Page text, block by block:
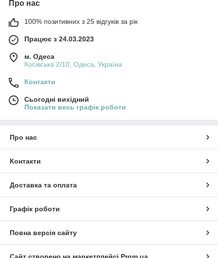
Про нас
100% позитивних з 25 відгуків за рік
Працює з 24.03.2023
м. Одеса
Косівська 2/10, Одеса, Україна
Контакти
Сьогодні вихідний
Показати весь графік роботи
Про нас
Контакти
Доставка та оплата
Графік роботи
Повна версія сайту
Сайт створено на маркетплейсі Prom.ua